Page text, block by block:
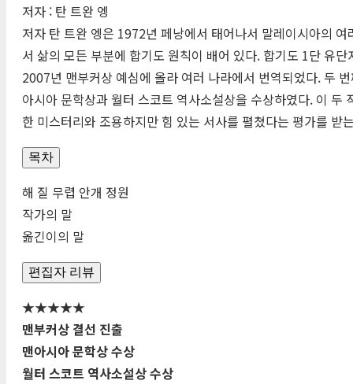
저자 : 탄 트완 엥
저자 탄 트완 엥은 1972년 페낭에서 태어나서 말레이시아의
서 삶의 모든 부분에 합기도 원칙이 배어 있다. 합기도 1단 유
2007년 맨부커상 예심에 올라 여러 나라에서 번역되었다. 두
아시아 문학상과 월터 스코트 역사소설상을 수상하였다. 이
한 미스터리와 조용하지만 힘 있는 서사를 펼쳤다는 평가를
목차
해 질 무렵 안개 정원
작가의 말
옮긴이의 말
편집자 리뷰
★★★★★
맨부커상 결선 진출
맨아시아 문학상 수상
월터 스코트 역사소설상 수상